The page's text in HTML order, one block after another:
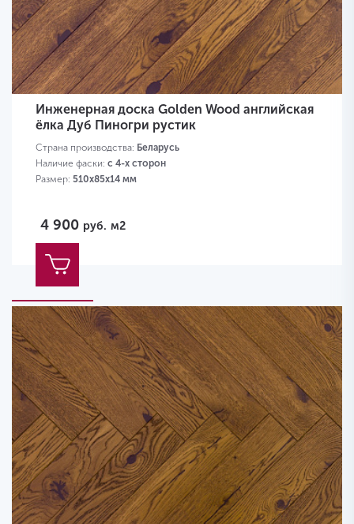
Инженерная доска Golden Wood английская
ёлка Дуб Пиногри рустик
Страна производства: Беларусь
Наличие фаски: с 4-х сторон
Размер: 510х85х14 мм
4 900 руб. м2